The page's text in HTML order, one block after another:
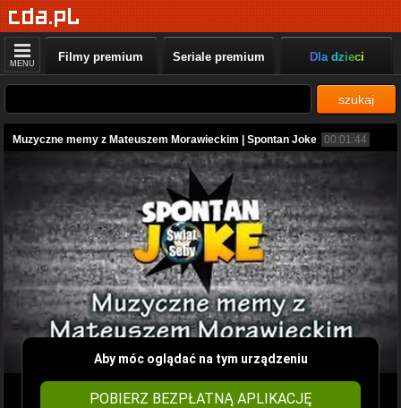
MENU Filmy premium Seriale premium Dla dzieci
szukaj
Muzyczne memy z Mateuszem Morawieckim | Spontan Joke 00:01:44
Aby móc oglądać na tym urządzeniu
POBIERZ BEZPŁATNĄ APLIKACJĘ